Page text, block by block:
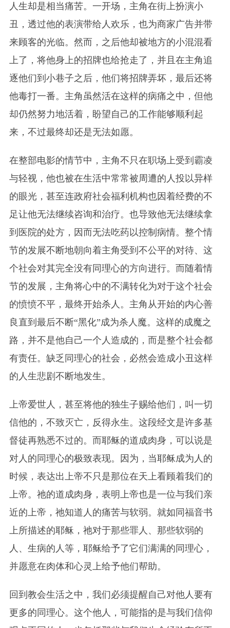
人生却是相当痛苦。一开场，主角在街上扮演小
丑，透过他的表演带给人欢乐，也为商家广告并带
来顾客的光临。然而，之后他却被地方的小混混看
上了，将他身上的招牌也给抢走了，并且在主角追
逐他们到小巷子之后，他们将招牌弄坏，最后还将
他毒打一番。主角虽然活在这样的病痛之中，但他
却仍然努力地活着，盼望自己的工作能够顺利起
来，不过最终却还是无法如愿。
在整部电影的情节中，主角不只在职场上受到霸凌
与轻视，他也被在生活中常常被周遭的人投以异样
的眼光，甚至连政府社会福利机构也因着经费的不
足让他无法继续咨询和治疗。也导致他无法继续拿
到医院的处方，因而无法吃药以控制病情。整个情
节的发展不断地朝向着主角受到不公平的对待、这
个社会对其完全没有同理心的方向进行。而随着情
节的发展，主角将心中的不满转化为对于这个社会
的愤愤不平，最终开始杀人。主角从开始的内心善
良直到最后不断“黑化”成为杀人魔。这样的成魔之
路，并不是他自己一个人造成的，而是整个社会都
有责任。缺乏同理心的社会，必然会造成小丑这样
的人生悲剧不断地发生。
上帝爱世人，甚至将他的独生子赐给他们，叫一切
信他的，不致灭亡，反得永生。这段经文是许多基
督徒再熟悉不过的。而耶稣的道成肉身，可以说是
对人的同理心的极致表现。因为，当耶稣成为人的
时候，表达出上帝不只是那位在天上看顾着我们的
上帝。祂的道成肉身，表明上帝也是一位与我们亲
近的上帝，祂知道人的痛苦与软弱。就如同福音书
上所描述的耶稣，祂对于那些罪人、那些软弱的
人、生病的人等，耶稣给予了它们满满的同理心，
并愿意在肉体和心灵上给予他们帮助。
回到教会生活之中，我们必须提醒自己对他人要有
更多的同理心。这个他人，可能指的是与我们信仰